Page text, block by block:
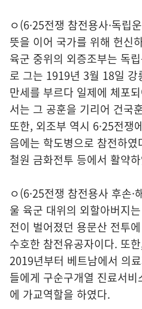
ㅇ(6·25전쟁 참전용사·독립
뜻을 이어 국가를 위해 헌신
육군 중위의 외증조부는 독
로 그는 1919년 3월 18일 강
만세를 부르다 일제에 체포
서는 그 공훈을 기리어 건국
또한, 외조부 역시 6·25전쟁
음에는 학도병으로 참전하
철원 금화전투 등에서 활약
ㅇ(6·25전쟁 참전용사 후손
울 육군 대위의 외할아버지
전이 벌어졌던 용문산 전투
수호한 참전유공자이다. 또
2019년부터 베트남에서 의
들에게 구순구개열 진료서
에 가교역할을 하였다.